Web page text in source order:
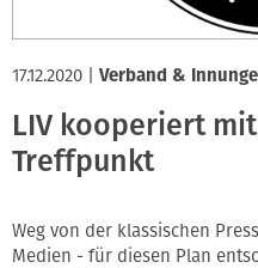
17.12.2020 Verband &
LIV kooperiert
Treffpunkt
Weg von der klassischen
Medien - für diesen Plan